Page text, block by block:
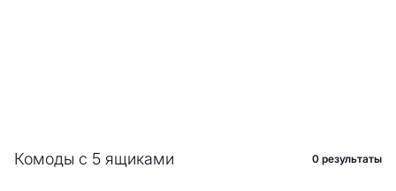
Комоды с 5 ящиками 0 pезультаты